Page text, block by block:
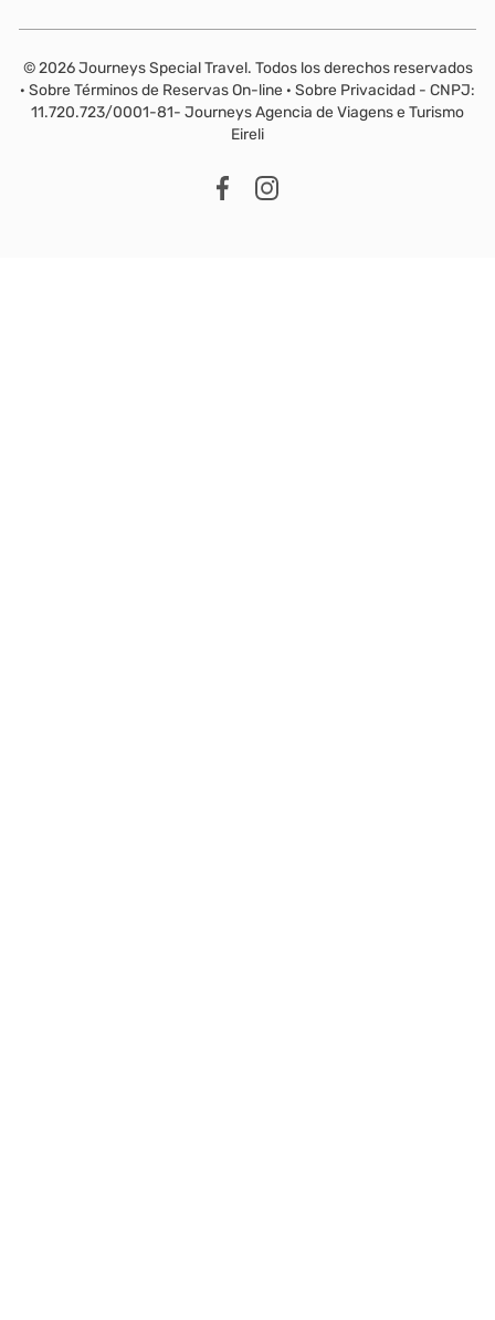
© 2026 Journeys Special Travel. Todos los derechos reservados
· Sobre Términos de Reservas On-line · Sobre Privacidad - CNPJ:
11.720.723/0001-81- Journeys Agencia de Viagens e Turismo
Eireli